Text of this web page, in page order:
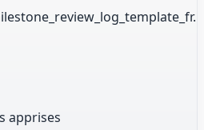
apprises